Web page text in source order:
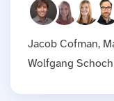
Jacob Cofman,
Wolfgang